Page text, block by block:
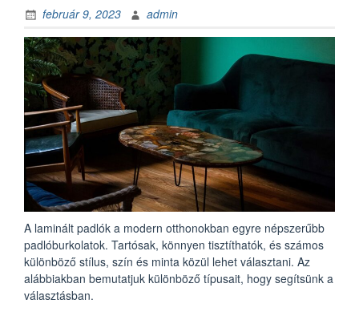
február 9, 2023 admin
A laminált padlók a modern otthonokban egyre népszerűbb
padlóburkolatok. Tartósak, könnyen tisztíthatók, és számos
különböző stílus, szín és minta közül lehet választani. Az
alábbiakban bemutatjuk különböző típusait, hogy segítsünk a
választásban.